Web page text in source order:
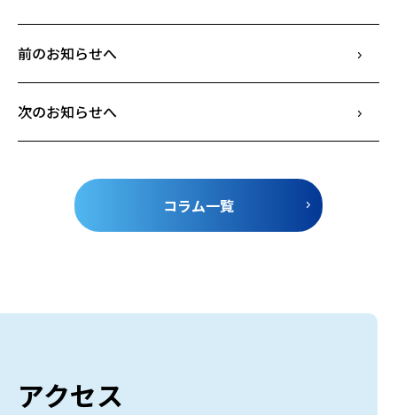
前のお知らせへ
次のお知らせへ
コラム一覧
アクセス